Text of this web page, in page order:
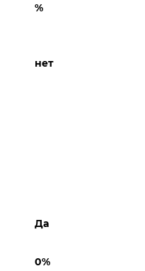
%
нет
Да
0%